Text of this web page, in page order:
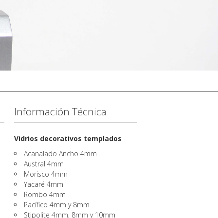
Información Técnica
Vidrios decorativos templados
Acanalado Ancho 4mm
Austral 4mm
Morisco 4mm
Yacaré 4mm
Rombo 4mm
Pacífico 4mm y 8mm
Stipolite 4mm, 8mm y 10mm